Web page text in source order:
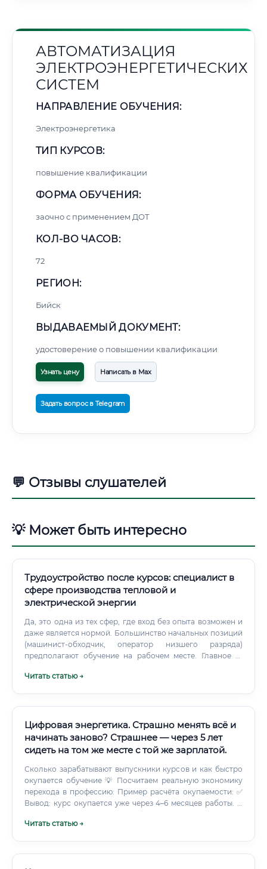
АВТОМАТИЗАЦИЯ
ЭЛЕКТРОЭНЕРГЕТИЧЕСКИХ
СИСТЕМ
НАПРАВЛЕНИЕ ОБУЧЕНИЯ:
Электроэнергетика
ТИП КУРСОВ:
повышение квалификации
ФОРМА ОБУЧЕНИЯ:
заочно с применением ДОТ
КОЛ-ВО ЧАСОВ:
72
РЕГИОН:
Бийск
ВЫДАВАЕМЫЙ ДОКУМЕНТ:
удостоверение о повышении квалификации
Узнать цену Написать в Max
Задать вопрос в Telegram
💬 Отзывы слушателей
💡 Может быть интересно
Трудоустройство после курсов: специалист в
сфере производства тепловой и
электрической энергии
Да, это одна из тех сфер, где вход без опыта возможен и
даже является нормой. Большинство начальных позиций
(машинист-обходчик, оператор низшего разряда)
предполагают обучение на рабочем месте. Главное —
комиссию.
Читать статью →
Цифровая энергетика. Страшно менять всё и
начинать заново? Страшнее — через 5 лет
сидеть на том же месте с той же зарплатой.
Сколько зарабатывают выпускники курсов и как быстро
окупается обучение 💡 Посчитаем реальную экономику
перехода в профессию: Пример расчёта окупаемости: ✅
Вывод: курс окупается уже через 4–6 месяцев работы. А
000 ₽ — экономическая выгода за 5 лет составит более 2
Читать статью →